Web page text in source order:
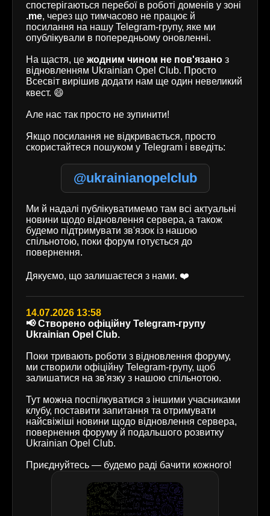
спостерігаються перебої в роботі доменів у зоні
.me, через що тимчасово не працює й
посилання на нашу Telegram-групу, яке ми
опублікували в попередньому оновленні.
На щастя, це жодним чином не пов'язано з
відновленням Ukrainian Opel Club. Просто
Всесвіт вирішив додати нам ще один невеликий
квест. 😄
Але нас так просто не зупинити!
Якщо посилання не відкривається, просто
скористайтеся пошуком у Telegram і введіть:
@ukrainianopelclub
Ми й надалі публікуватимемо там всі актуальні
новини щодо відновлення сервера, а також
будемо підтримувати зв'язок із нашою
спільнотою, поки форум готується до
повернення.
Дякуємо, що залишаєтеся з нами. ❤️
14.07.2026 13:58
📢 Створено офіційну Telegram-групу
Ukrainian Opel Club.
Поки тривають роботи з відновлення форуму,
ми створили офіційну Telegram-групу, щоб
залишатися на зв'язку з нашою спільнотою.
Тут можна поспілкуватися з іншими учасниками
клубу, поставити запитання та отримувати
найсвіжіші новини щодо відновлення сервера,
повернення форуму й подальшого розвитку
Ukrainian Opel Club.
Приєднуйтесь — будемо раді бачити кожного!